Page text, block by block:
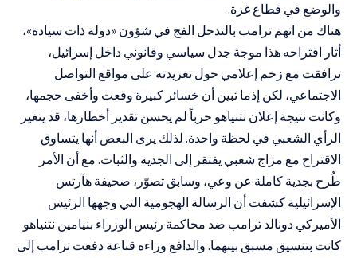
والوضع في قطاع غزة.
هناك من اتهم ترامب بالتدخل الفج في شؤون «دولة ذات سيادة»،
أثار اقتراحه هذا موجة جدل سياسي وقانوني داخل إسرائيل،
ترافقت مع زخم إعلامي حول تغريدته على مواقع التواصل
الاجتماعي، لكن إذما تبين أن خسائر كبيرة وقعت وأخفى حجمها،
وكانت نتيجة إعلان نتنياهو حرباً لم يحسن تقدير أخطارها، قد يتغير
الرأي الشعبي في لحظة واحدة. لذلك يرى البعض أنها يتساوق
الاقتراح مع مزاج شعبي يفتقر إلى الجدية والثبات. مع أن الأمر
طُرح بجدية كاملة عن وعي، وسابق تصوّر، صحيفة هآرتس
الإسرائيلية كشفت أن الرسالة الهجومية التي وجهها الرئيس
الأميركي دونالد ترامب ضد محاكمة رئيس الوزراء بنيامين نتنياهو
كانت بتنسيق مسبق بينهما. والدافع وراءه قناعة دفعت ترامب إلى